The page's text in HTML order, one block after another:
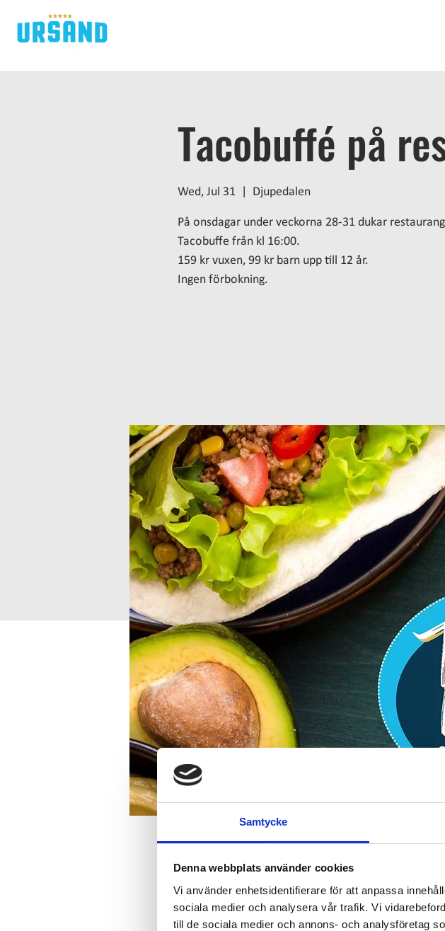
Samtycke
Denna webbplats använder cookies
Vi använder enhetsidentifierare för att anpassa
sociala medier och analysera vår trafik. Vi
till de sociala medier och annons- och analysföretag
Tacobuffé på
Wed, Jul 31 Djupedalen
På onsdagar under veckorna 28-31 dukar
Tacobuffe från kl 16:00.
159 kr vuxen, 99 kr barn upp till 12 år.
Ingen förbokning.
Time and place
Jul 31, 2024, 4:00 PM – 8:00 PM
Djupedalen, Djupedalen 520, 462 60 Vänersborg,